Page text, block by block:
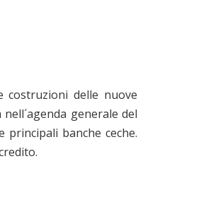
costruzioni delle nuove
generale del
banche ceche.